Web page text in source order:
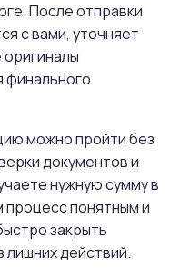
После отправки
с вами, уточняет
оригиналы
финального
можно пройти без
документов и
нужную сумму в
понятным и
закрыть
действий.